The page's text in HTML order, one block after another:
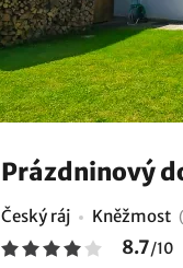
Prázdninový
Český ráj Kněžmost
8.7/10